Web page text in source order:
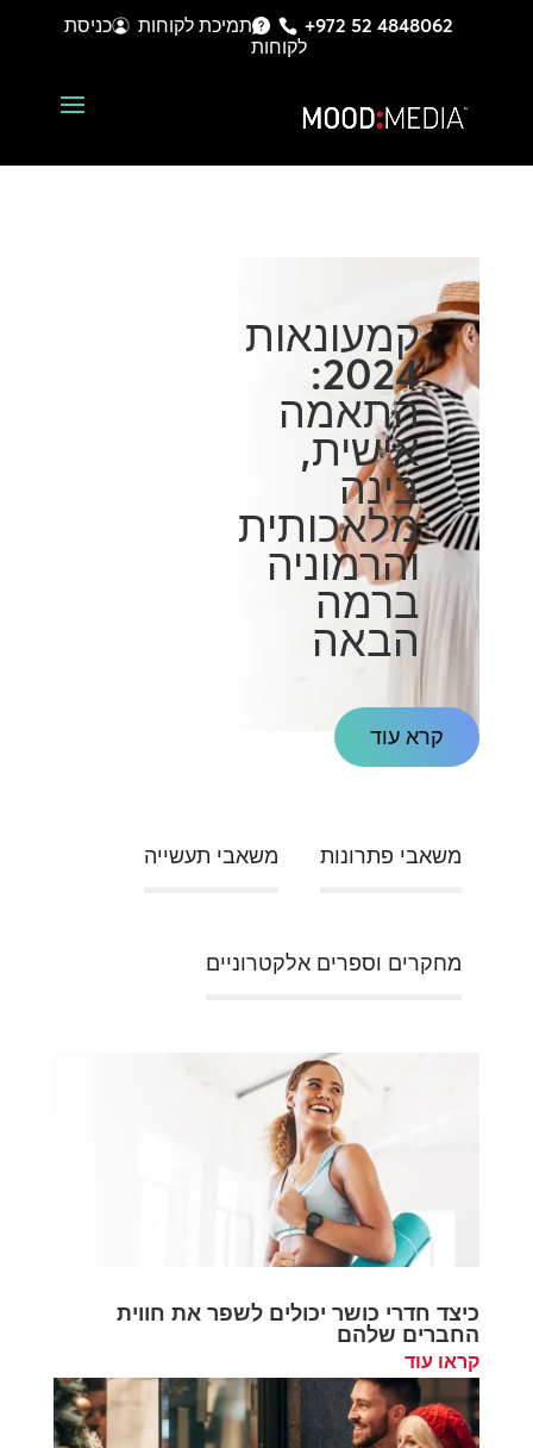
+972 52 4848062 תמיכת לקוחות
כניסת
לקוחות
קמעונאות
2024:
התאמה
אישית,
בינה
מלאכותית
והרמוניה
ברמה
הבאה
קרא עוד
משאבי פתרונות משאבי תעשייה
מחקרים וספרים אלקטרוניים
כיצד חדרי כושר יכולים לשפר את חווית
החברים שלהם
קראו עוד